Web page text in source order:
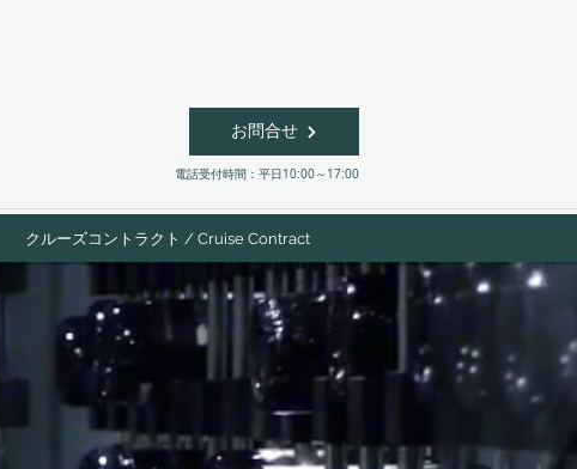
​電話受付時間：平日10:00～17:00
お問合せ
クルーズコントラクト / Cruise Contract